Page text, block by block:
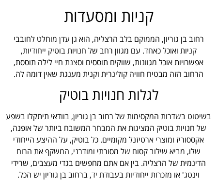
קניות ומסעדות
רחוב בן גוריון, הממוקם בלב הרצליה, הוא גן עדן מוחלט לחובבי
קניות ואוכל כאחד. עם מגוון רחב של חנויות בוטיק ייחודיות,
אפשרויות אוכל מגוונות, שווקים תוססים וסצנת חיי לילה תוססת,
הרחוב הזה מבטיח חוויה קולינרית וקנית מענגת שאין דומה לה.
לגלות חנויות בוטיק
בשיטוט בשדרות המקסימות של רחוב בן גוריון, בוודאי תיתקלו בשפע
של חנויות בוטיק המציגות את המבחר המשובח ביותר של אופנה,
אקססוריז ומוצרי ארטיזנל מקומיים. כל בוטיק, על ההיצע הייחודי
שלו, מביא שילוב קסום של מסורתי ומודרני, המשקף את הרוח
הדינמית של הרצליה. בין אם אתם מחפשים בגדי מעצבים, שרידי
וינטג' או מזכרות ייחודיות בעבודת יד, ברחוב בן גוריון יש הכל.